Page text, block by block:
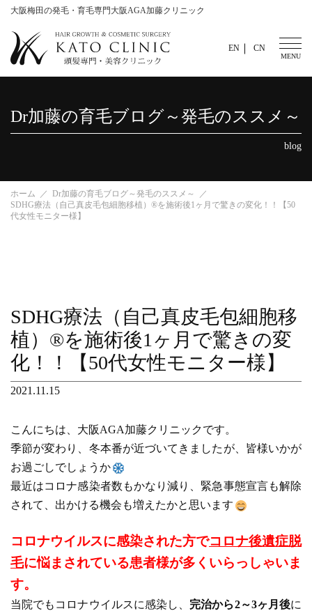
大阪梅田の発毛・育毛専門大阪AGA加藤クリニック
EN CN
Dr加藤の育毛ブログ～発毛のススメ～
blog
ホーム
Dr加藤の育毛ブログ～発毛のススメ～
SDHG療法（自己真皮毛包細胞移植）®を施術後1ヶ月で驚きの変化！！【50
代女性モニター様】
SDHG療法（自己真皮毛包細胞移
植）®を施術後1ヶ月で驚きの変
化！！【50代女性モニター様】
2021.11.15
こんにちは、大阪AGA加藤クリニックです。
季節が変わり、冬本番が近づいてきましたが、皆様いかが
お過ごしでしょうか
最近はコロナ感染者数もかなり減り、緊急事態宣言も解除
されて、出かける機会も増えたかと思います
コロナウイルスに感染された方でコロナ後遺症脱
毛に悩まされている患者様が多くいらっしゃいま
す。
当院でもコロナウイルスに感染し、 完治から2～3ヶ月後に